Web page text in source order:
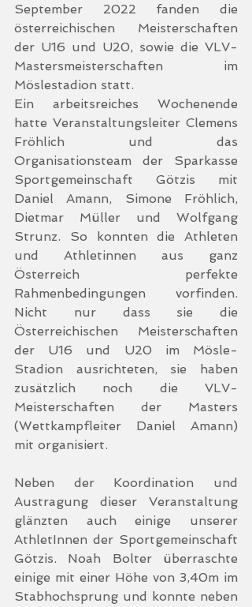
September 2022 fanden die
österreichischen Meisterschaften
der U16 und U20, sowie die VLV-
Mastersmeisterschaften im
Möslestadion statt.
Ein arbeitsreiches Wochenende
hatte Veranstaltungsleiter Clemens
Fröhlich und das
Organisationsteam der Sparkasse
Sportgemeinschaft Götzis mit
Daniel Amann, Simone Fröhlich,
Dietmar Müller und Wolfgang
Strunz. So konnten die Athleten
und Athletinnen aus ganz
Österreich perfekte
Rahmenbedingungen vorfinden.
Nicht nur dass sie die
Österreichischen Meisterschaften
der U16 und U20 im Mösle-
Stadion ausrichteten, sie haben
zusätzlich noch die VLV-
Meisterschaften der Masters
(Wettkampfleiter Daniel Amann)
mit organisiert.
Neben der Koordination und
Austragung dieser Veranstaltung
glänzten auch einige unserer
AthletInnen der Sportgemeinschaft
Götzis. Noah Bolter überraschte
einige mit einer Höhe von 3,40m im
Stabhochsprung und konnte neben